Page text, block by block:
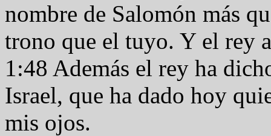
nombre de Salomón más
trono que el tuyo. Y el rey
1:48 Además el rey ha
Israel, que ha dado hoy
mis ojos.